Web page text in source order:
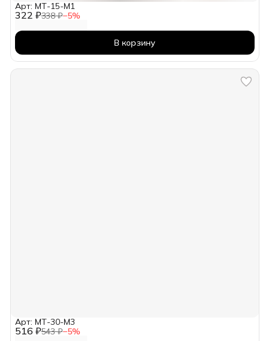
322 ₽338 ₽−5%
Арт: МТ-15-М1
В корзину
516 ₽543 ₽−5%
Арт: МТ-30-М3